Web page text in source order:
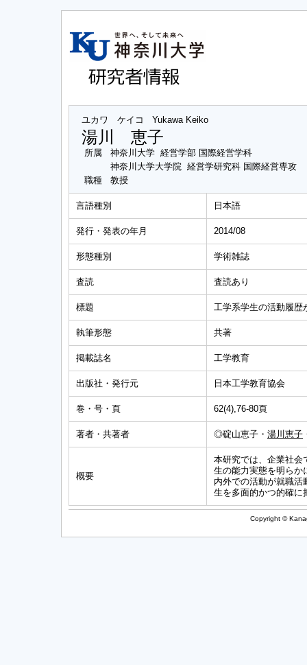
ユカワ ケイコ Yukawa Keiko
湯川 恵子
所属
神奈川大学 経営学部 国際経営学科
神奈川大学大学院 経営学研究科 国際経営専攻
職種
教授
言語種別 日本語
発行・発表の年月 2014/08
形態種別 学術雑誌
査読 査読あり
標題 工学系学生の活動履歴
執筆形態 共著
掲載誌名 工学教育
出版社・発行元 日本工学教育協会
巻・号・頁 62(4),76-80頁
著者・共著者 ◎碇山恵子・ 湯川恵子
概要
本研究では、企業社会
生の能力実態を明らか
内外での活動が就職
生を多面的かつ的確に
Copyright ©